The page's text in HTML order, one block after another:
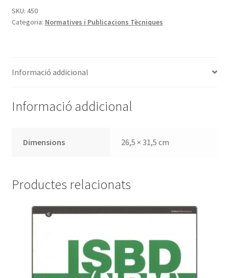
de
Catalogació
de
SKU: 450
Categoria: Normatives i Publicacions Tècniques
Informació addicional
Informació addicional
Dimensions 26,5 × 31,5 cm
Productes relacionats